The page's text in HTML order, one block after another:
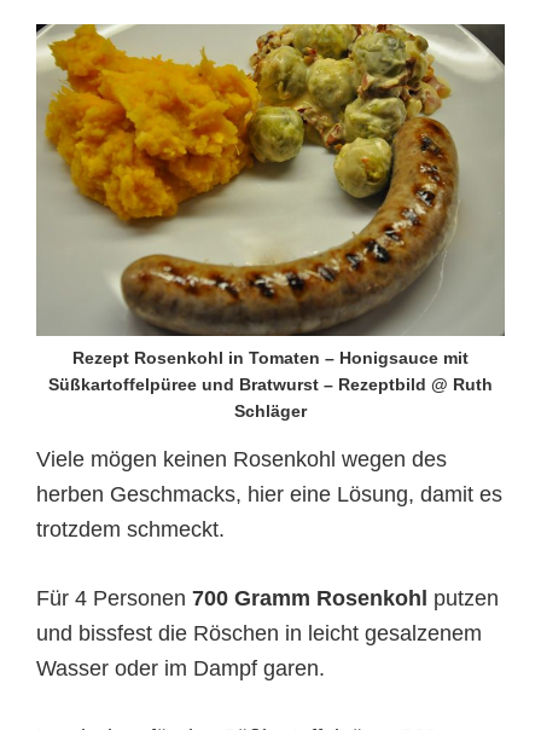
Rezept Rosenkohl in Tomaten – Honigsauce mit
Süßkartoffelpüree und Bratwurst – Rezeptbild @ Ruth
Schläger
Viele mögen keinen Rosenkohl wegen des
herben Geschmacks, hier eine Lösung, damit es
trotzdem schmeckt.
Für 4 Personen 700 Gramm Rosenkohl putzen
und bissfest die Röschen in leicht gesalzenem
Wasser oder im Dampf garen.